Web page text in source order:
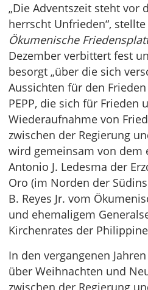
„Die Adventszeit steht vor
herrscht Unfrieden“,
Ökumenische
Dezember verbittert fest
besorgt „über die sich
Aussichten für den
PEPP, die sich für Frieden
Wiederaufnahme von
zwischen der Regierung
wird gemeinsam von dem
Antonio J. Ledesma der
Oro (im Norden der
B. Reyes Jr. vom
und ehemaligem
Kirchenrates der
In den vergangenen
über Weihnachten und
zwischen der Regierung